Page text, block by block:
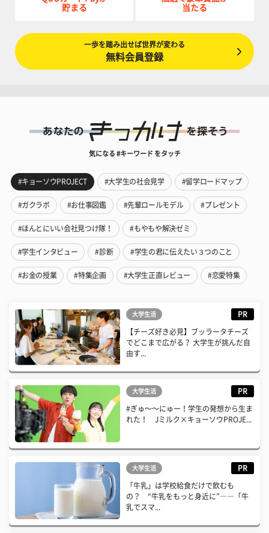
貯まる
当たる
一歩を踏み出せば世界が変わる
無料会員登録
気になる #キーワード をタッチ
#キョーソウPROJECT #大学生の社会見学 #留学ロードマップ
#ガクラボ #お仕事図鑑 #先輩ロールモデル #プレゼント
#ほんとにいい会社見つけ隊！ #もやもや解決ゼミ
#学生インタビュー #診断 #学生の君に伝えたい３つのこと
#お金の授業 #特集企画 #大学生正直レビュー #恋愛特集
大学生活 PR
【チーズ好き必見】ブッラータチーズ
でどこまで広がる？ 大学生が挑んだ自
由す...
大学生活 PR
#ぎゅ〜〜にゅー！学生の発想から生ま
れた！ Jミルク×キョーソウPROJE...
大学生活 PR
「牛乳」は学校給食だけで飲むも
の？ “牛乳をもっと身近に”――「牛
乳でスマ...